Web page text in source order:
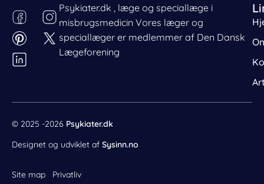
Psykiater.dk , læge og speciallæge i
misbrugsmedicin Vores læger og
speciallæger er medlemmer af Den Dansk
Lægeforening
© 2025 -2026 Psykiater.dk
Designet og udviklet af Sysinn.no
Site map Privatliv
Behandl dit samtykke
For at give den bedst mulige oplevelse bruger vi cookies
til at gemme eller tilgå enhedsdata. Nægtelse af
samtykke kan begrænse visse funktioner.
Statistik
Markedsføring